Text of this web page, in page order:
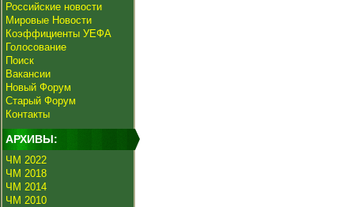
Российские новости
Мировые Новости
Коэффициенты УЕФА
Голосование
Поиск
Вакансии
Новый Форум
Старый Форум
Контакты
АРХИВЫ:
ЧМ 2022
ЧМ 2018
ЧМ 2014
ЧМ 2010